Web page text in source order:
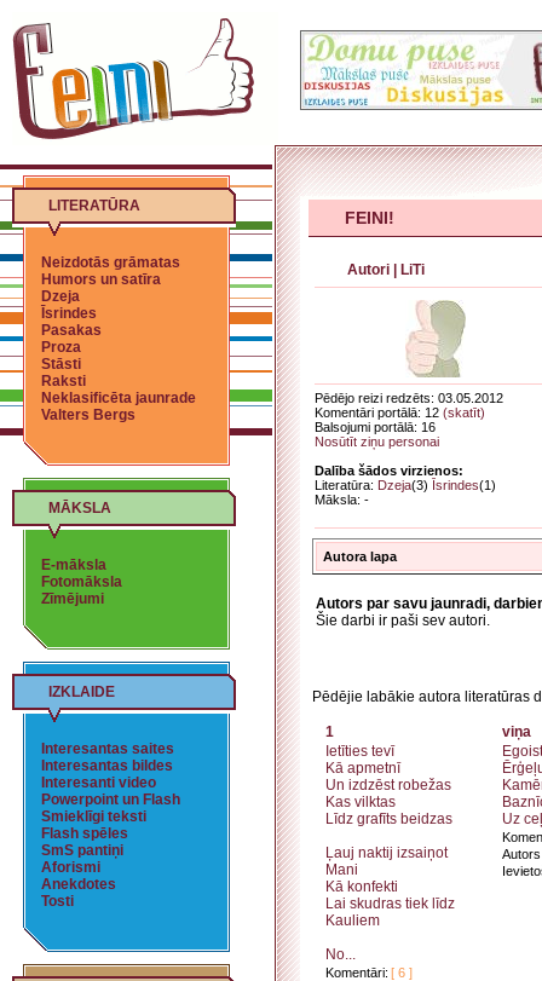
LITERATŪRA
Neizdotās grāmatas
Humors un satīra
Dzeja
Īsrindes
Pasakas
Proza
Stāsti
Raksti
Neklasificēta jaunrade
Valters Bergs
MĀKSLA
E-māksla
Fotomāksla
Zīmējumi
IZKLAIDE
Interesantas saites
Interesantas bildes
Interesanti video
Powerpoint un Flash
Smieklīgi teksti
Flash spēles
SmS pantiņi
Aforismi
Anekdotes
Tosti
FEINI!
Autori LiTi
Pēdējo reizi redzēts: 03.05.2012
Komentāri portālā: 12 (skatīt)
Balsojumi portālā: 16
Nosūtīt ziņu personai
Dalība šādos virzienos:
Literatūra: Dzeja(3) Īsrindes(1)
Māksla: -
Autora lapa
Autors par savu jaunradi,
Šie darbi ir paši sev autori.
Pēdējie labākie autora literatūras
1
Ietīties tevī
Kā apmetnī
Un izdzēst robežas
Kas vilktas
Līdz grafīts beidzas
Ļauj naktij izsaiņot
Mani
Kā konfekti
Lai skudras tiek līdz
Kauliem
No...
Komentāri: [ 6 ]
viņa
Uz